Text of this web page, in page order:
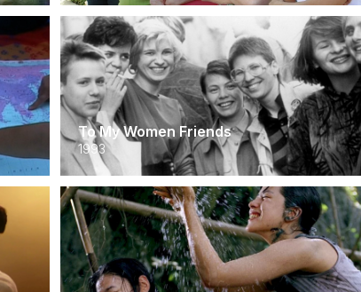
To My Women Friends
1993